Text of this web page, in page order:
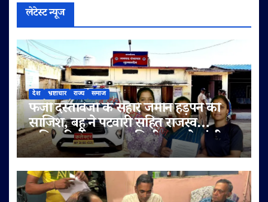
लेटेस्ट न्यूज
देश भ्रष्टाचार राज्य समाज
फर्जी दस्तावेजों के सहारे जमीन हड़पने की
साजिश, बहू ने पटवारी सहित राजस्व
अधिकारियों पर लगाए मिलीभगत के गंभीर
आरोप